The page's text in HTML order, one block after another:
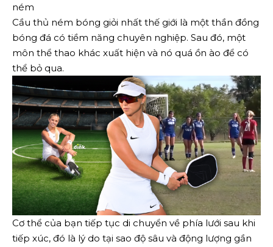
ném
Cầu thủ ném bóng giỏi nhất thế giới là một thần đồng
bóng đá có tiềm năng chuyên nghiệp. Sau đó, một
môn thể thao khác xuất hiện và nó quá ồn ào để có
thể bỏ qua.
Cơ thể của bạn tiếp tục di chuyển về phía lưới sau khi
tiếp xúc, đó là lý do tại sao độ sâu và động lượng gần